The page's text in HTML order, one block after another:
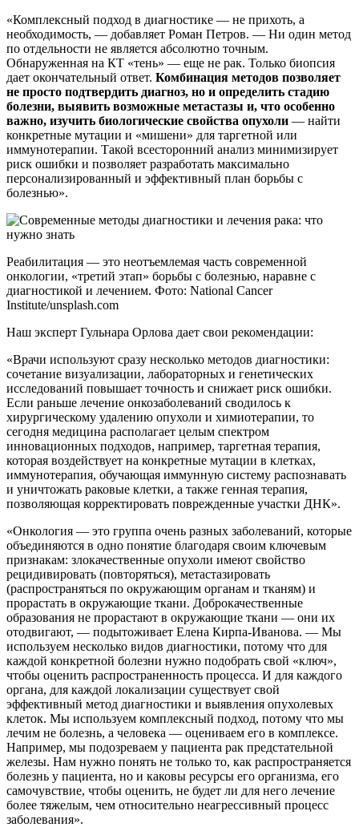
«Комплексный подход в диагностике — не прихоть, а
необходимость, — добавляет Роман Петров. — Ни один метод
по отдельности не является абсолютно точным.
Обнаруженная на КТ «тень» — еще не рак. Только биопсия
дает окончательный ответ. Комбинация методов позволяет
не просто подтвердить диагноз, но и определить стадию
болезни, выявить возможные метастазы и, что особенно
важно, изучить биологические свойства опухоли — найти
конкретные мутации и «мишени» для таргетной или
иммунотерапии. Такой всесторонний анализ минимизирует
риск ошибки и позволяет разработать максимально
персонализированный и эффективный план борьбы с
болезнью».
Реабилитация — это неотъемлемая часть современной
онкологии, «третий этап» борьбы с болезнью, наравне с
диагностикой и лечением. Фото: National Cancer
Institute/unsplash.com
Наш эксперт Гульнара Орлова дает свои рекомендации:
«Врачи используют сразу несколько методов диагностики:
сочетание визуализации, лабораторных и генетических
исследований повышает точность и снижает риск ошибки.
Если раньше лечение онкозаболеваний сводилось к
хирургическому удалению опухоли и химиотерапии, то
сегодня медицина располагает целым спектром
инновационных подходов, например, таргетная терапия,
которая воздействует на конкретные мутации в клетках,
иммунотерапия, обучающая иммунную систему распознавать
и уничтожать раковые клетки, а также генная терапия,
позволяющая корректировать поврежденные участки ДНК».
«Онкология — это группа очень разных заболеваний, которые
объединяются в одно понятие благодаря своим ключевым
признакам: злокачественные опухоли имеют свойство
рецидивировать (повторяться), метастазировать
(распространяться по окружающим органам и тканям) и
прорастать в окружающие ткани. Доброкачественные
образования не прорастают в окружающие ткани — они их
отодвигают, — подытоживает Елена Кирпа-Иванова. — Мы
используем несколько видов диагностики, потому что для
каждой конкретной болезни нужно подобрать свой «ключ»,
чтобы оценить распространенность процесса. И для каждого
органа, для каждой локализации существует свой
эффективный метод диагностики и выявления опухолевых
клеток. Мы используем комплексный подход, потому что мы
лечим не болезнь, а человека — оцениваем его в комплексе.
Например, мы подозреваем у пациента рак предстательной
железы. Нам нужно понять не только то, как распространяется
болезнь у пациента, но и каковы ресурсы его организма, его
самочувствие, чтобы оценить, не будет ли для него лечение
более тяжелым, чем относительно неагрессивный процесс
заболевания».